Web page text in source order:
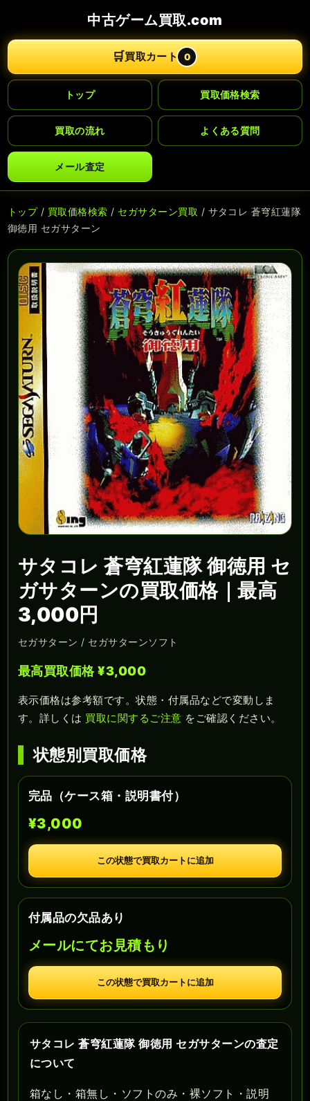
中古ゲーム買取.com
🛒買取カート 0
トップ 買取価格検索
買取の流れ よくある質問
メール査定
トップ/ 買取価格検索 / セガサターン買取 / サタコレ 蒼穹紅蓮隊
御徳用 セガサターン
サタコレ 蒼穹紅蓮隊 御徳用 セ
ガサターンの買取価格｜最高
3,000円
セガサターン / セガサターンソフト
最高買取価格 ¥3,000
表示価格は参考額です。状態・付属品などで変動しま
す。詳しくは 買取に関するご注意 をご確認ください。
状態別買取価格
完品（ケース箱・説明書付）
¥3,000
この状態で買取カートに追加
付属品の欠品あり
メールにてお見積もり
この状態で買取カートに追加
サタコレ 蒼穹紅蓮隊 御徳用 セガサターンの査定
について
箱なし・箱無し・ソフトのみ・裸ソフト・説明